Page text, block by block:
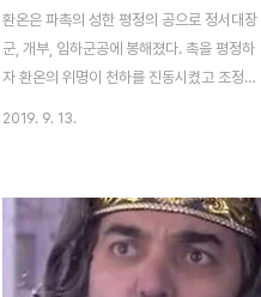
환온은 파촉의 성한 평정의 공으로 정서대장
군, 개부, 임하군공에 봉해졌다. 촉을 평정하
자 환온의 위명이 천하를 진동시켰고 조정을
일은 이후 벌어질 환온과 은호의 북벌, 양쪽
모두에 좋지 않은 영향을 미친다. 특히 은호
의 강족 불신은 동진 북벌 군대에 악영향을
2019. 9. 13.